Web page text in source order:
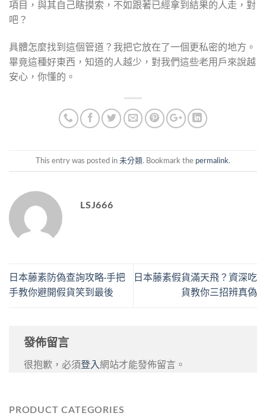
項目，與其自己瞎摸索，不如跟著已經拿到結果的人走，對
吧？
具體怎麼找到這個管道？我把它放在了一個更私密的地方。
畢竟這種好東西，知道的人越少，對我們這些老用戶來說越
安心，你懂的。
This entry was posted in 未分類. Bookmark the permalink.
LSJ666
日本藤素防偽查詢攻略·手把
手教你避開假貨笑到最後
日本藤素假貨滿天飛？資深吃
貨教你三招辨真偽
發佈留言
很抱歉，必須登入網站才能發佈留言。
PRODUCT CATEGORIES